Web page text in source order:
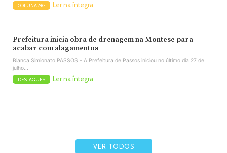
COLUNA MG Ler na íntegra
Prefeitura inicia obra de drenagem na Montese para
acabar com alagamentos
Bianca Simionato PASSOS - A Prefeitura de Passos iniciou no último dia 27 de
julho...
DESTAQUES Ler na íntegra
VER TODOS